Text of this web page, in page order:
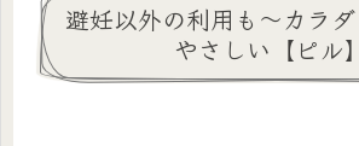
避妊以外の利用も～カラ
やさしい【ピル】